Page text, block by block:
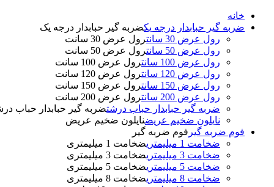
خانه
ضربه گیر حبابدار درجه یکضربه گیر حبابدار درجه یک
رول عرض 30 سانت
رول عرض 30 سانت
رول عرض 50 سانت
رول عرض 50 سانت
رول عرض 100 سانت
رول عرض 100 سانت
رول عرض 120 سانت
رول عرض 120 سانت
رول عرض 150 سانت
رول عرض 150 سانت
رول عرض 200 سانت
رول عرض 200 سانت
ضربه گیر حبابدار حباب درشتضربه گیر حبابدار حباب
نایلون ضخیم عریضنایلون ضخیم عریض
فوم ضربه گیر فوم ضربه گیر
ضخامت 1 میلیمتری
ضخامت 1 میلیمتری
ضخامت 3 میلیمتری
ضخامت 3 میلیمتری
ضخامت 5 میلیمتری
ضخامت 5 میلیمتری
ضخامت 8 میلیمتری
ضخامت 8 میلیمتری